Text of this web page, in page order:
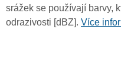
srážek se používají barvy,
odrazivosti [dBZ]. Více